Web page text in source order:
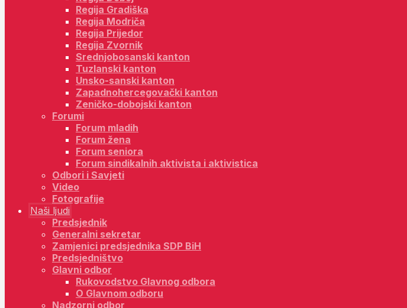
Regija Gradiška
Regija Modriča
Regija Prijedor
Regija Zvornik
Srednjobosanski kanton
Tuzlanski kanton
Unsko-sanski kanton
Zapadnohercegovački kanton
Zeničko-dobojski kanton
Forumi
Forum mladih
Forum žena
Forum seniora
Forum sindikalnih aktivista i aktivistica
Odbori i Savjeti
Video
Fotografije
Naši ljudi
Predsjednik
Generalni sekretar
Zamjenici predsjednika SDP BiH
Predsjedništvo
Glavni odbor
Rukovodstvo Glavnog odbora
O Glavnom odboru
Nadzorni odbor